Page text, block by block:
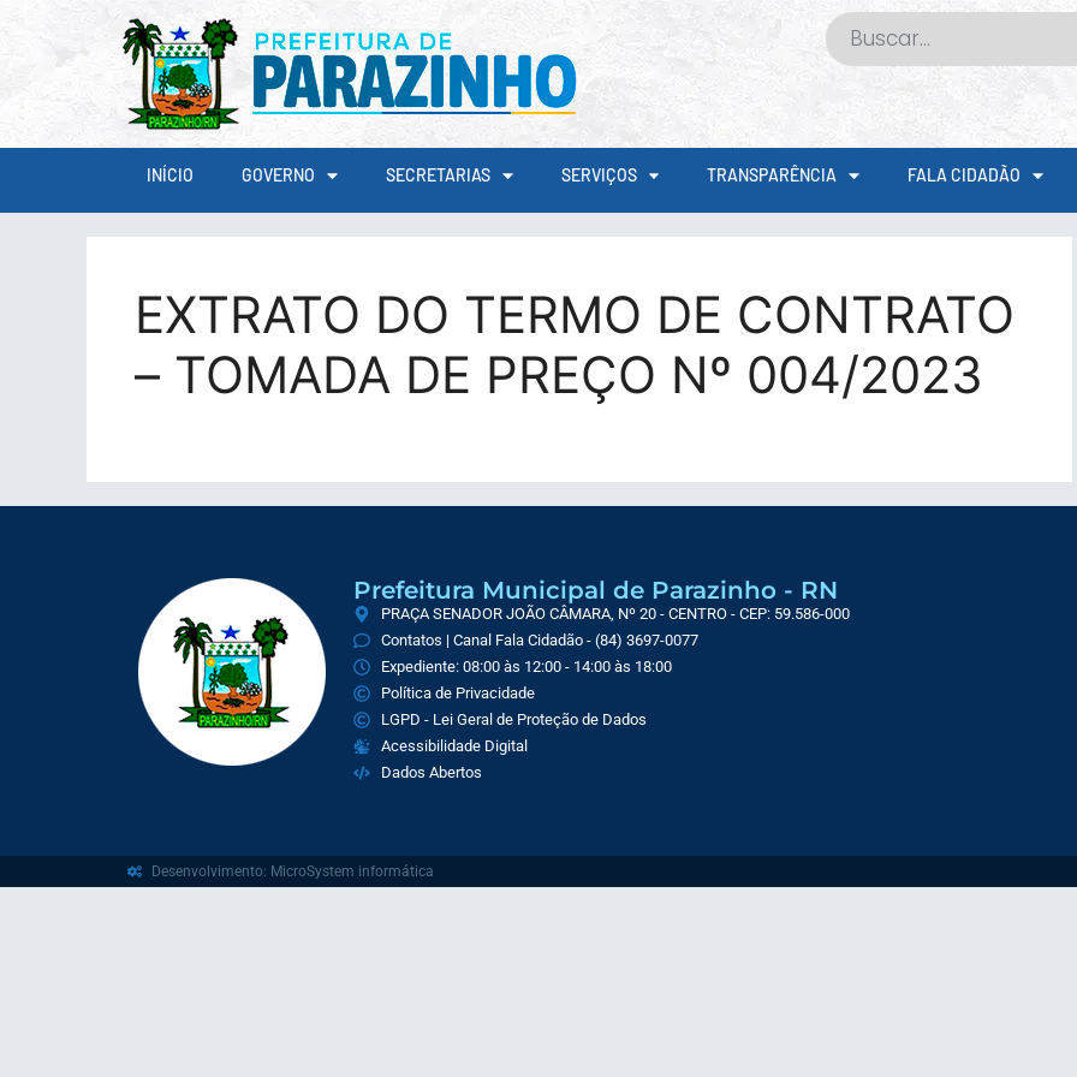
INÍCIO GOVERNO SECRETARIAS SERVIÇOS TRANSPARÊNCIA FALA CIDADÃO
EXTRATO DO TERMO DE CONTRATO
– TOMADA DE PREÇO Nº 004/2023
Prefeitura Municipal de Parazinho - RN
PRAÇA SENADOR JOÃO CÂMARA, Nº 20 - CENTRO - CEP: 59.586-000
Contatos | Canal Fala Cidadão - (84) 3697-0077
Expediente: 08:00 às 12:00 - 14:00 às 18:00
Política de Privacidade
LGPD - Lei Geral de Proteção de Dados
Acessibilidade Digital
Dados Abertos
Desenvolvimento: MicroSystem informática